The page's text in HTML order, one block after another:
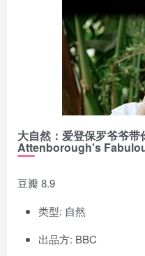
大自然：爱登保罗爷爷
Attenborough's
豆瓣 8.9
类型: 自然
出品方: BBC